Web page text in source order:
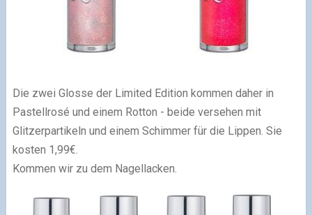
Die zwei Glosse der Limited Edition kommen daher in
Pastellrosé und einem Rotton - beide versehen mit
Glitzerpartikeln und einem Schimmer für die Lippen. Sie
kosten 1,99€.
Kommen wir zu dem Nagellacken.